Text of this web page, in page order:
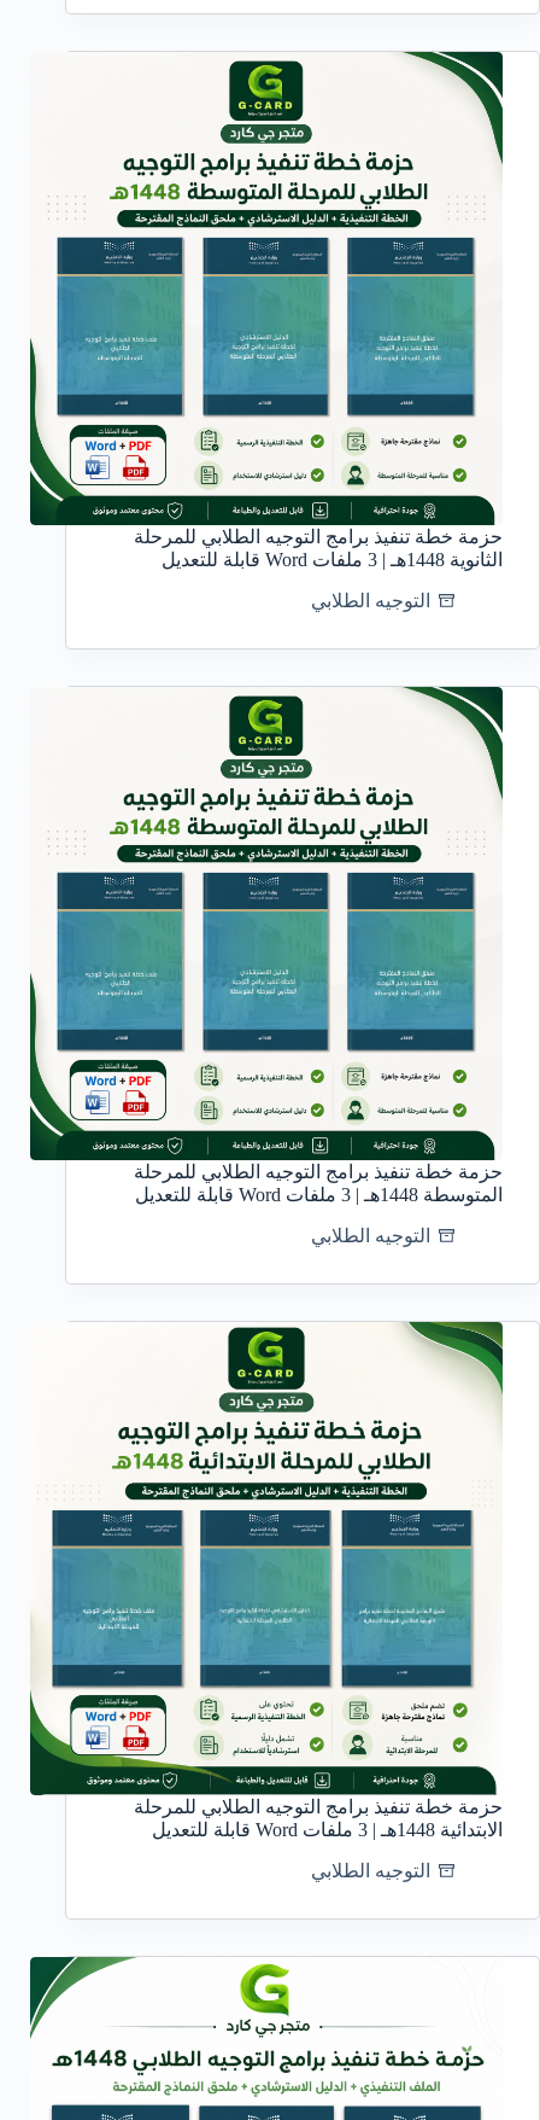
حزمة خطة تنفيذ برامج التوجيه الطلابي للمرحلة
الثانوية 1448هـ | 3 ملفات Word قابلة للتعديل
التوجيه الطلابي
حزمة خطة تنفيذ برامج التوجيه الطلابي للمرحلة
المتوسطة 1448هـ | 3 ملفات Word قابلة للتعديل
التوجيه الطلابي
حزمة خطة تنفيذ برامج التوجيه الطلابي للمرحلة
الابتدائية 1448هـ | 3 ملفات Word قابلة للتعديل
التوجيه الطلابي